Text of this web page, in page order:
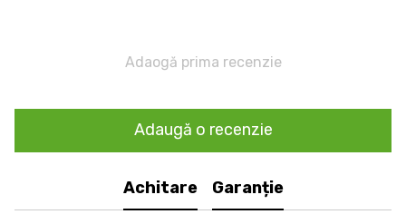
Adaogă prima recenzie
Adaugă o recenzie
Achitare Garanție